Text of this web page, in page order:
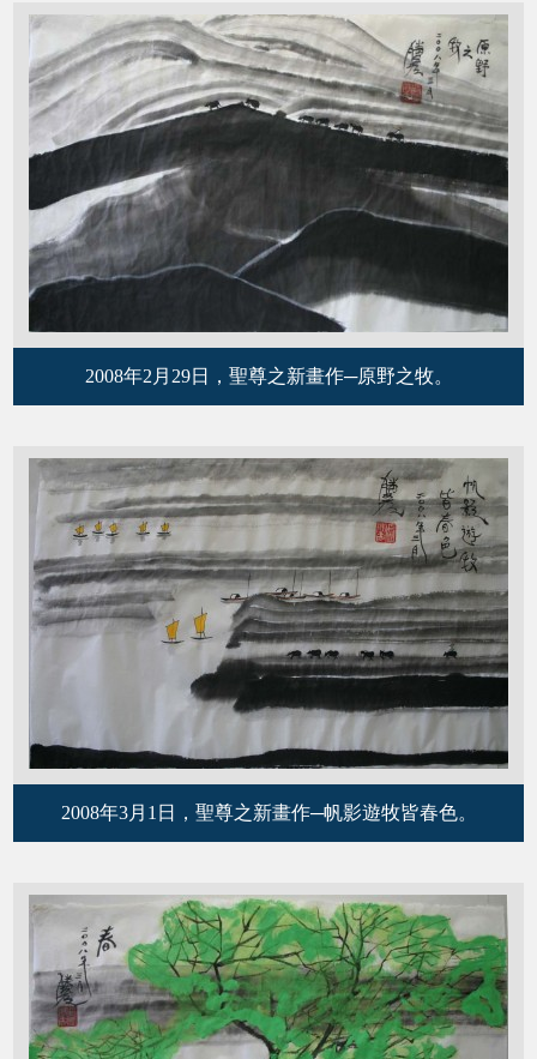
2008年2月29日，聖尊之新畫作─原野之牧。
2008年3月1日，聖尊之新畫作─帆影遊牧皆春色。